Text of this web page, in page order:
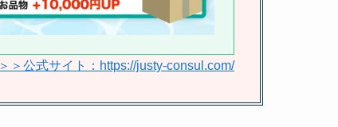
＞＞公式サイト：https://justy-consul.com/